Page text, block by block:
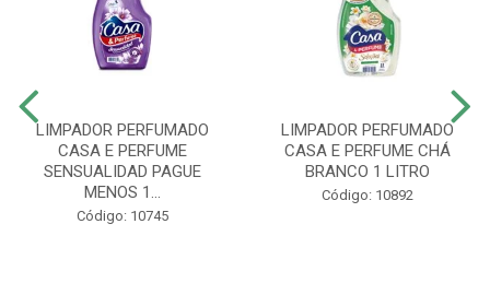
LIMPADOR PERFUMADO
CASA E PERFUME
SENSUALIDAD PAGUE
MENOS 1...
Código: 10745
LIMPADOR PERFUMADO
CASA E PERFUME CHÁ
BRANCO 1 LITRO
Código: 10892